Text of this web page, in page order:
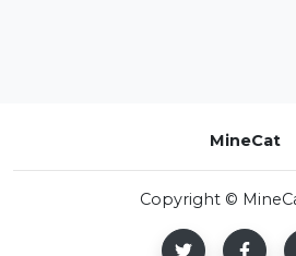
MineCat
Copyright ©